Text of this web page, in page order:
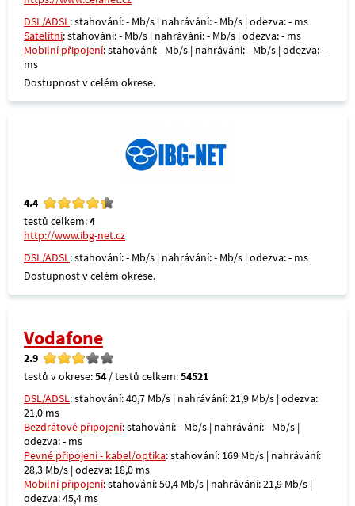
DSL/ADSL: stahování: - Mb/s | nahrávání: - Mb/s | odezva: - ms
Satelitní: stahování: - Mb/s | nahrávání: - Mb/s | odezva: - ms
Mobilní připojení: stahování: - Mb/s | nahrávání: - Mb/s | odezva: -
ms
Dostupnost v celém okrese.
4.4
testů celkem:4
http://www.ibg-net.cz
DSL/ADSL: stahování: - Mb/s | nahrávání: - Mb/s | odezva: - ms
Dostupnost v celém okrese.
Vodafone
2.9
testů v okrese:54 / testů celkem:54521
DSL/ADSL: stahování: 40,7 Mb/s | nahrávání: 21,9 Mb/s | odezva:
21,0 ms
Bezdrátové připojení: stahování: - Mb/s | nahrávání: - Mb/s |
odezva: - ms
Pevné připojení - kabel/optika: stahování: 169 Mb/s | nahrávání:
28,3 Mb/s | odezva: 18,0 ms
Mobilní připojení: stahování: 50,4 Mb/s | nahrávání: 21,9 Mb/s |
odezva: 45,4 ms